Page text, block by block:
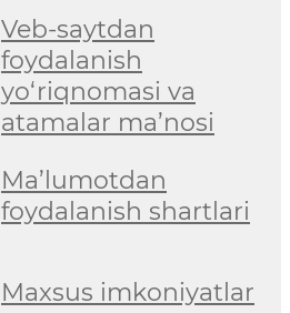
Veb-saytdan
foydalanish
yo‘riqnomasi va
atamalar ma’nosi
Ma’lumotdan
foydalanish shartlari
Maxsus imkoniyatlar